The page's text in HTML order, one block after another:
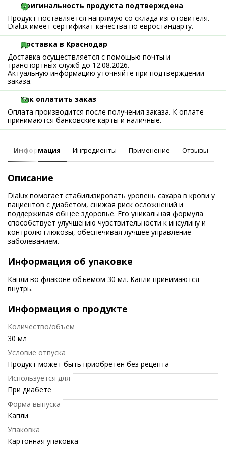
Оригинальность продукта подтверждена
Продукт поставляется напрямую со склада изготовителя.
Dialux имеет сертификат качества по евростандарту.
Доставка в Краснодар
Доставка осуществляется с помощью почты и
транспортных служб до 12.08.2026.
Актуальную информацию уточняйте при подтверждении
заказа.
Как оплатить заказ
Оплата производится после получения заказа. К оплате
принимаются банковские карты и наличные.
Информация Ингредиенты Применение Отзывы
Описание
Dialux помогает стабилизировать уровень сахара в крови у
пациентов с диабетом, снижая риск осложнений и
поддерживая общее здоровье. Его уникальная формула
способствует улучшению чувствительности к инсулину и
контролю глюкозы, обеспечивая лучшее управление
заболеванием.
Информация об упаковке
Капли во флаконе объемом 30 мл. Капли принимаются
внутрь.
Информация о продукте
Количество/объем
30 мл
Условие отпуска
Продукт может быть приобретен без рецепта
Используется для
При диабете
Форма выпуска
Капли
Упаковка
Картонная упаковка